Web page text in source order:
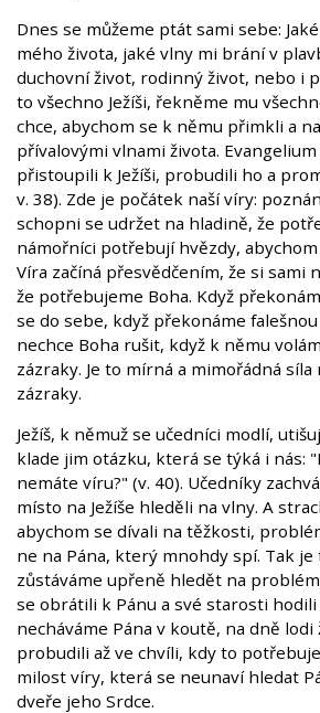
Dnes se můžeme ptát sami sebe:
mého života, jaké vlny mi brání v
duchovní život, rodinný život, nebo i
to všechno Ježíši, řekněme mu
chce, abychom se k němu přimkli a
přívalovými vlnami života.
přistoupili k Ježíši, probudili ho a
v. 38). Zde je počátek naší víry:
schopni se udržet na hladině, že
námořníci potřebují hvězdy,
Víra začíná přesvědčením, že si sami
že potřebujeme Boha. Když
se do sebe, když překonáme
nechce Boha rušit, když k němu
zázraky. Je to mírná a mimořádná
zázraky.
Ježíš, k němuž se učedníci modlí,
klade jim otázku, která se týká i nás:
nemáte víru?" (v. 40). Učedníky
místo na Ježíše hleděli na vlny. A
abychom se dívali na těžkosti,
ne na Pána, který mnohdy spí. Tak
zůstáváme upřeně hledět na
se obrátili k Pánu a své starosti
necháváme Pána v koutě, na dně
probudili až ve chvíli, kdy to
milost víry, která se neunaví hledat
dveře jeho Srdce.